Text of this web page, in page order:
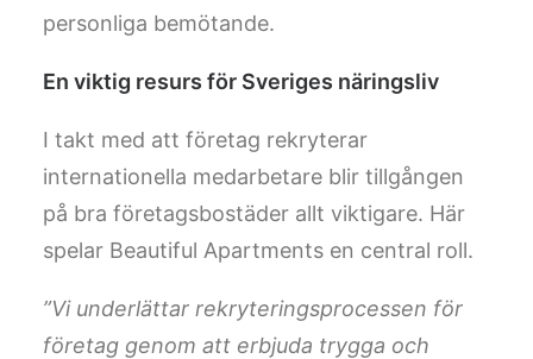
personliga bemötande.
En viktig resurs för Sveriges näringsliv
I takt med att företag rekryterar
internationella medarbetare blir tillgången
på bra företagsbostäder allt viktigare. Här
spelar Beautiful Apartments en central roll.
”Vi underlättar rekryteringsprocessen för
företag genom att erbjuda trygga och